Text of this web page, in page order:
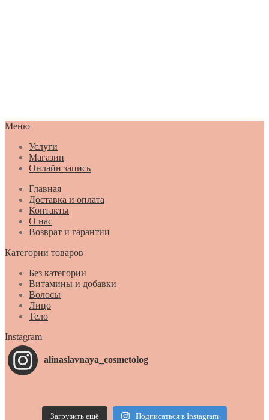
Меню
Услуги
Магазин
Онлайн запись
Главная
Доставка и оплата
Контакты
О нас
Возврат и гарантии
Категории товаров
Без категории
Витамины и добавки
Волосы
Лицо
Тело
Instagram
alinaslavnaya_cosmetolog
Загрузить ещё Подписаться в Instagram